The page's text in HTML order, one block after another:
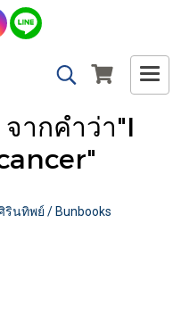
ากคำว่า"I
รินทิพย์ / Bunbooks